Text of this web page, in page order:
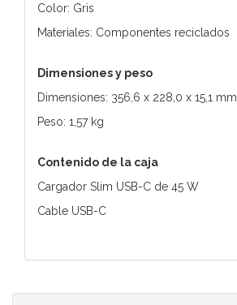
Color: Gris
Materiales: Componentes reciclados
Dimensiones y peso
Dimensiones: 356,6 x 228,0 x 15,1 mm
Peso: 1,57 kg
Contenido de la caja
Cargador Slim USB-C de 45 W
Cable USB-C